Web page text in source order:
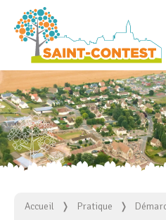
Accueil Pratique